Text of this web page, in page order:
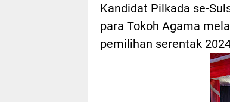
Kandidat Pilkada se-
para Tokoh Agama
pemilihan serentak